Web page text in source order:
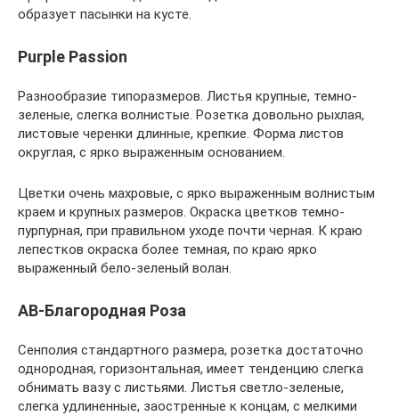
образует пасынки на кусте.
Purple Passion
Разнообразие типоразмеров. Листья крупные, темно-
зеленые, слегка волнистые. Розетка довольно рыхлая,
листовые черенки длинные, крепкие. Форма листов
округлая, с ярко выраженным основанием.
Цветки очень махровые, с ярко выраженным волнистым
краем и крупных размеров. Окраска цветков темно-
пурпурная, при правильном уходе почти черная. К краю
лепестков окраска более темная, по краю ярко
выраженный бело-зеленый волан.
АВ-Благородная Роза
Сенполия стандартного размера, розетка достаточно
однородная, горизонтальная, имеет тенденцию слегка
обнимать вазу с листьями. Листья светло-зеленые,
слегка удлиненные, заостренные к концам, с мелкими